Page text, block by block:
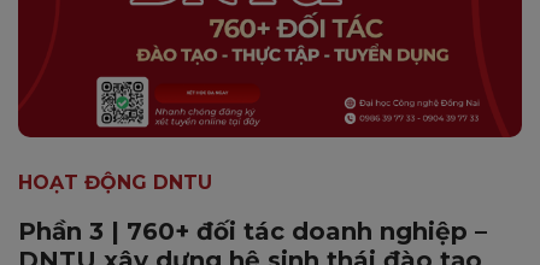
HOẠT ĐỘNG DNTU
Phần 3 | 760+ đối tác doanh nghiệp –